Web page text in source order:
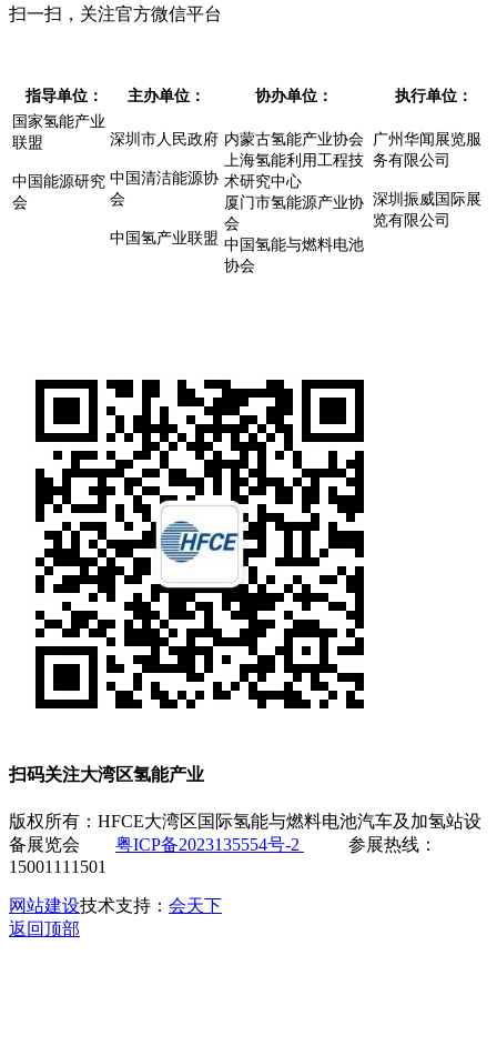
扫一扫，关注官方微信平台
指导单位： 主办单位： 协办单位：
执行单位：
国家氢能产业
联盟
中国能源研究
会
深圳市人民政府
中国清洁能源协
会
中国氢产业联盟
内蒙古氢能产业协会
上海氢能利用工程技
术研究中心
厦门市氢能源产业协
会
中国氢能与燃料电池
协会
广州华闻展览服
务有限公司
深圳振威国际展
览有限公司
扫码关注大湾区氢能产业
版权所有：HFCE大湾区国际氢能与燃料电池汽车及加氢站设
备展览会 粤ICP备2023135554号-2
参展热线：
15001111501
网站建设技术支持： 会天下
返回顶部